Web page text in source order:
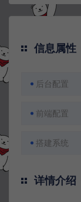
信息属性
后台配置
前端配置
搭建系统
详情介绍